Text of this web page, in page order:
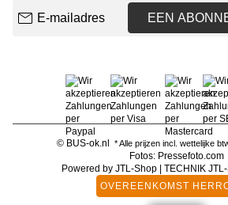
EEN
© BUS-ok.nl * Alle prijzen incl. wettelijke
Fotos: Pressefoto.com
Powered by JTL-Shop
TECHNIK
OVEREENKOMST